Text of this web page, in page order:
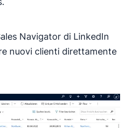
Navigator di LinkedIn
nuovi clienti direttamente